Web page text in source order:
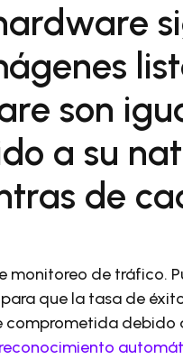
son
a su
de
monitoreo de tráfico.
que la tasa de
comprometida debido
reconocimiento